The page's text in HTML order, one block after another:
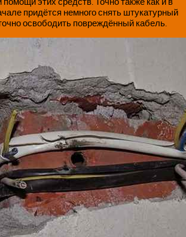
придётся немного снять штукатурный
освободить повреждённый кабель.